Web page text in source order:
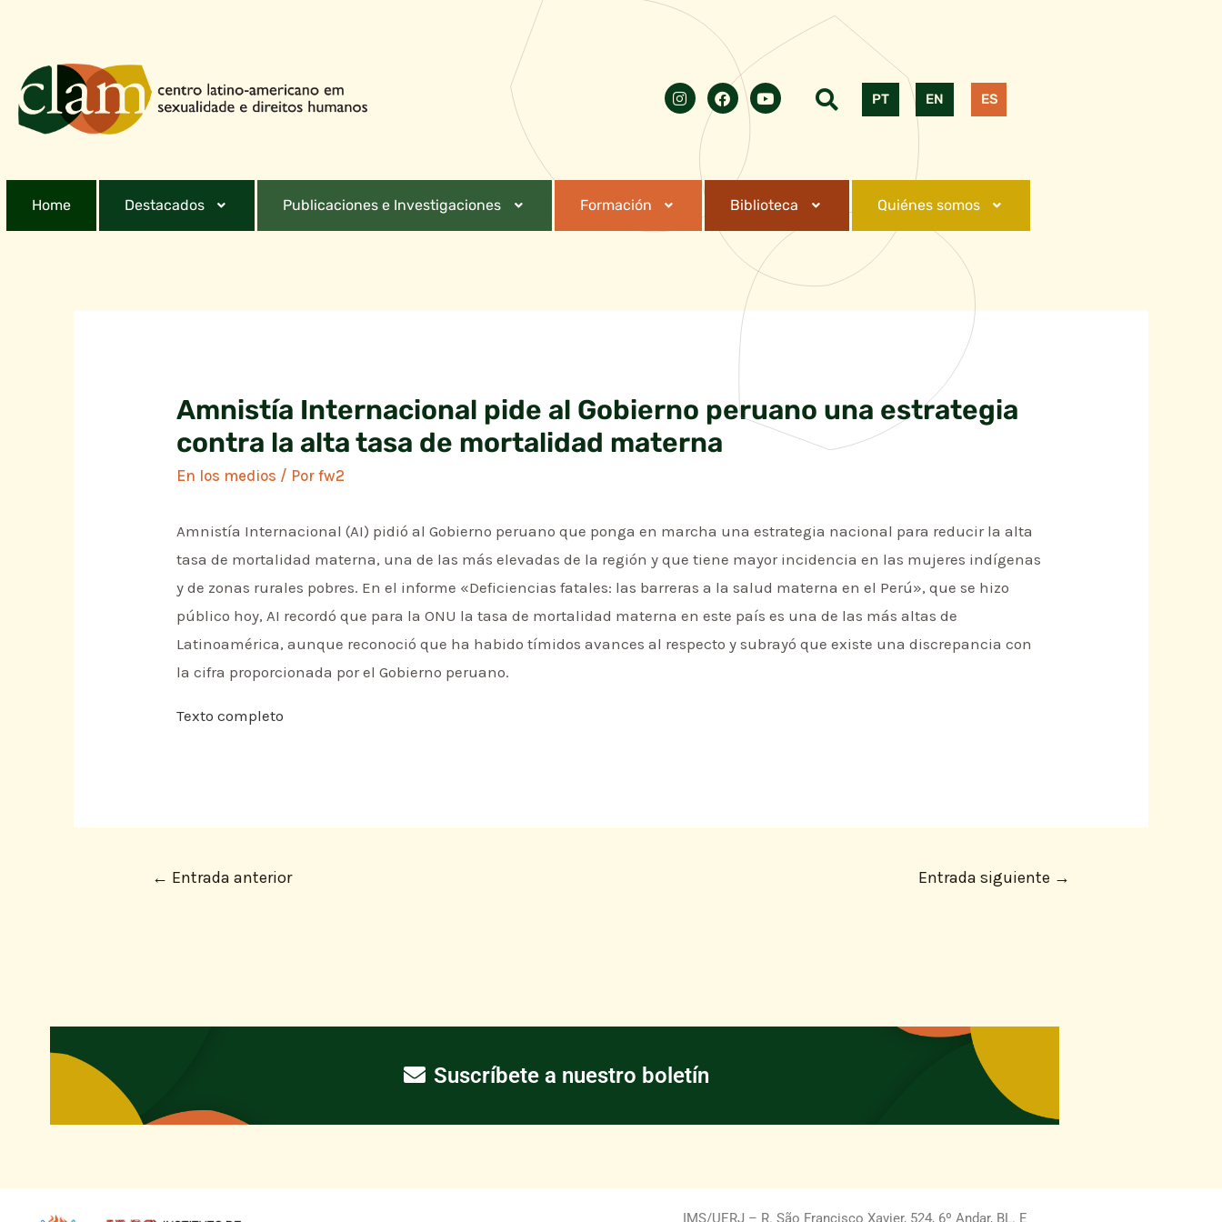
PT EN ES
Home Destacados Publicaciones e Investigaciones Formación Biblioteca Quiénes somos
Amnistía Internacional pide al Gobierno peruano una estrategia
contra la alta tasa de mortalidad materna
En los medios / Porfw2
Amnistía Internacional (AI) pidió al Gobierno peruano que ponga en marcha una estrategia nacional para reducir la alta
tasa de mortalidad materna, una de las más elevadas de la región y que tiene mayor incidencia en las mujeres indígenas
y de zonas rurales pobres. En el informe «Deficiencias fatales: las barreras a la salud materna en el Perú», que se hizo
público hoy, AI recordó que para la ONU la tasa de mortalidad materna en este país es una de las más altas de
Latinoamérica, aunque reconoció que ha habido tímidos avances al respecto y subrayó que existe una discrepancia con
la cifra proporcionada por el Gobierno peruano.
Texto completo
← Entrada anterior Entrada siguiente →
Suscríbete a nuestro boletín
IMS/UERJ – R. São Francisco Xavier, 524, 6º Andar, BL. E